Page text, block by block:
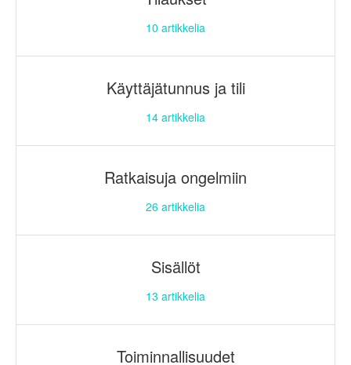
10 artikkelia
Käyttäjätunnus ja tili
14 artikkelia
Ratkaisuja ongelmiin
26 artikkelia
Sisällöt
13 artikkelia
Toiminnallisuudet